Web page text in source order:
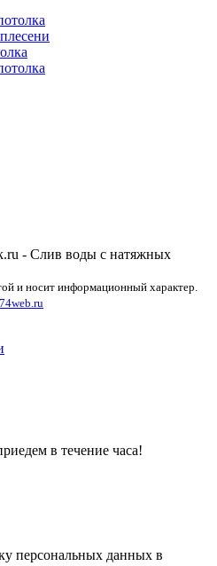
- Слив воды с натяжных
и носит информационный характер.
в течение часа!
персональных данных в